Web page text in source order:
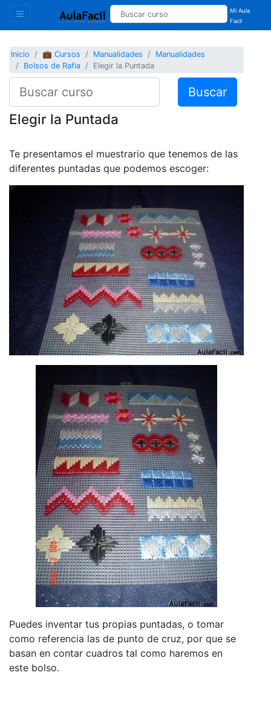
Mi Aula
Facil
Inicio 💼 Cursos Manualidades
Manualidades
Bolsos de Rafia
Elegir la Puntada
Buscar
Elegir la Puntada
Te presentamos el muestrario que tenemos de las
diferentes puntadas que podemos escoger:
Puedes inventar tus propias puntadas, o tomar
como referencia las de punto de cruz, por que se
basan en contar cuadros tal como haremos en
este bolso.